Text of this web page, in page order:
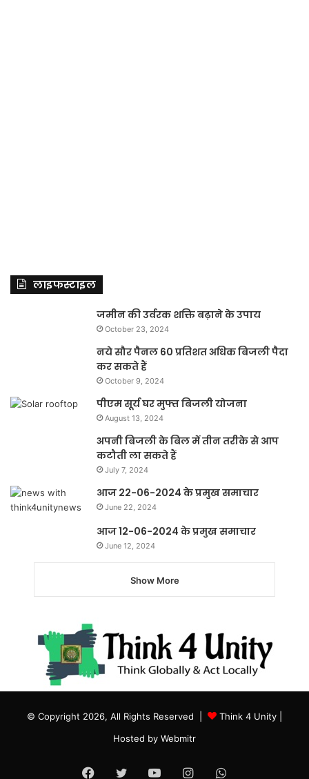
लाइफस्टाइल
जमीन की उर्वरक शक्ति बढ़ाने के उपाय
October 23, 2024
नये सौर पैनल 60 प्रतिशत अधिक बिजली पैदा
कर सकते हैं
October 9, 2024
पीएम सूर्य घर मुफ्त बिजली योजना
August 13, 2024
अपनी बिजली के बिल में तीन तरीके से आप
कटौती ला सकते हैं
July 7, 2024
आज 22-06-2024 के प्रमुख समाचार
June 22, 2024
आज 12-06-2024 के प्रमुख समाचार
June 12, 2024
Show More
© Copyright 2026, All Rights Reserved | Think 4 Unity
Hosted by Webmitr
Facebook
Twitter YouTubeInstagramWhatsApp